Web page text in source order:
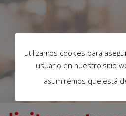
Utilizamos cookies para
usuario en nuestro sitio
asumiremos que está